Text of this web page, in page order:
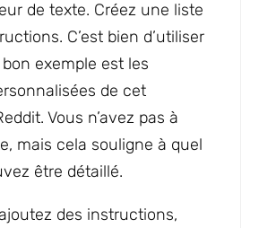
de texte. Créez une liste
C’est bien d’utiliser
exemple est les
de cet
Vous n’avez pas à
mais cela souligne à quel
être détaillé.
des instructions,